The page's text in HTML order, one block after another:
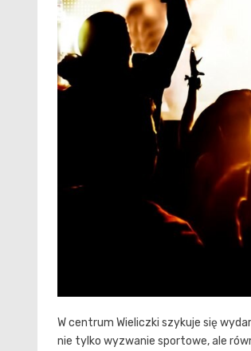
W centrum Wieliczki szykuje się
nie tylko wyzwanie sportowe, ale